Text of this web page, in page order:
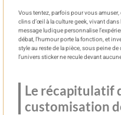
Vous tentez, parfois pour vous
clins d’œil à la culture geek, vivant dans
message ludique personnalise
débat, l’humour porte la fonction, et
style au reste de la pièce, sous peine
l’univers sticker ne recule devant
Le récapitulatif
customisation